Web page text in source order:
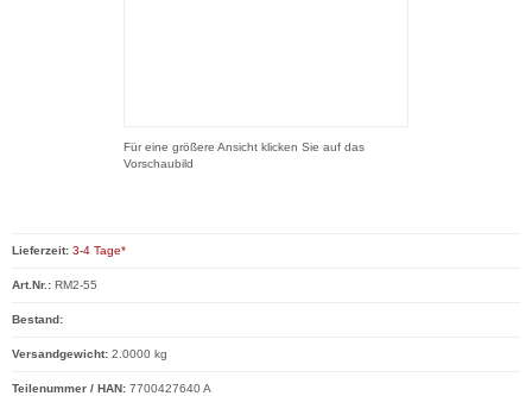
Für eine größere Ansicht klicken Sie auf das
Vorschaubild
Lieferzeit: 3-4 Tage*
Art.Nr.: RM2-55
Bestand:
Versandgewicht: 2.0000 kg
Teilenummer / HAN: 7700427640 A